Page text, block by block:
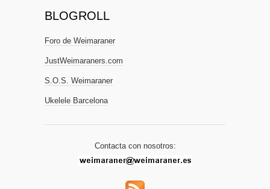
BLOGROLL
Foro de Weimaraner
JustWeimaraners.com
S.O.S. Weimaraner
Ukelele Barcelona
Contacta con nosotros: